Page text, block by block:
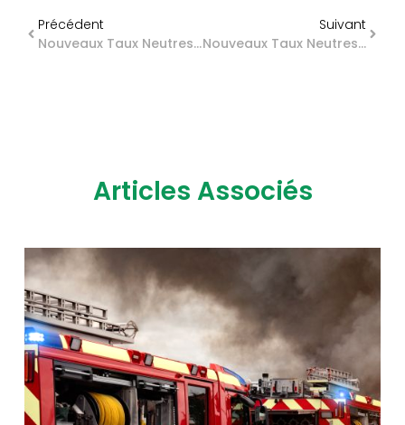
Précédent
Nouveaux Taux Neutres Du PAS : PAS Pour Maintenant ?
Suivant
Nouveaux Taux Neutres Du PAS : PAS Pour Maintenant ?
Articles Associés